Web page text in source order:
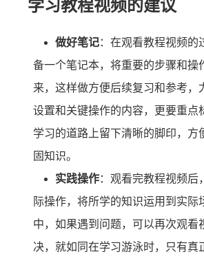
学习教程视频的建议
做好笔记：在观看教程视频的
备一个笔记本，将重要的步骤和操
来，这样做方便后续复习和参考，
设置和关键操作的内容，更要重点
学习的道路上留下清晰的脚印，方
固知识。
实践操作：观看完教程视频后
际操作，将所学的知识运用到实际
中，如果遇到问题，可以再次观看
决，就如同在学习游泳时，只有真